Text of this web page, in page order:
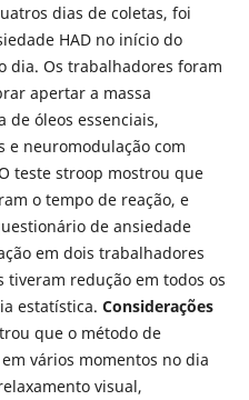
dias de coletas, foi
HAD no início do
dia. Os trabalhadores foram
apertar a massa
óleos essenciais,
e neuromodulação com
teste stroop mostrou que
o tempo de reação, e
de ansiedade
em dois trabalhadores
tiveram redução em todos os
estatística. Considerações
que o método de
vários momentos no dia
visual,